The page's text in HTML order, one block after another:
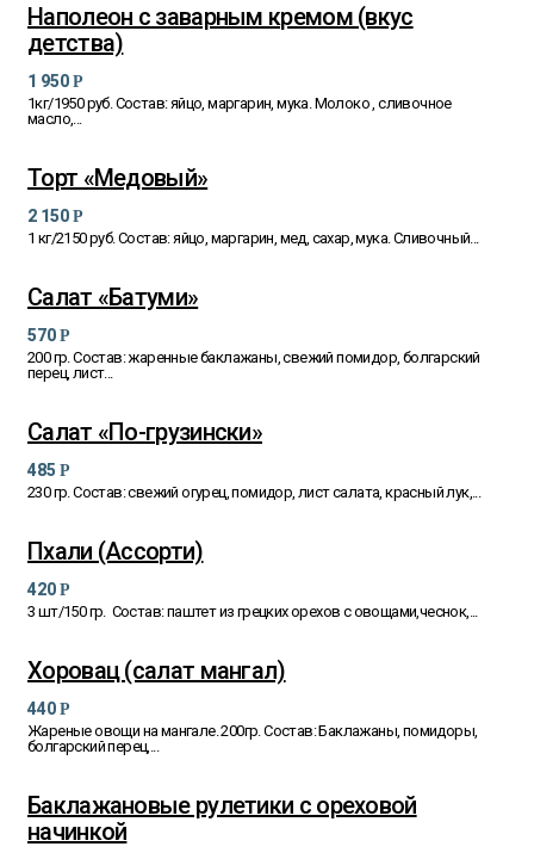
Наполеон с заварным кремом (вкус
детства)
1 950 Р
1кг/1950 руб. Состав: яйцо, маргарин, мука. Молоко , сливочное
масло,...
Торт «Медовый»
2 150 Р
1 кг/2150 руб. Состав: яйцо, маргарин, мед, сахар, мука. Сливочный...
Салат «Батуми»
570 Р
200 гр. Состав: жаренные баклажаны, свежий помидор, болгарский
перец, лист...
Салат «По-грузински»
485 Р
230 гр. Состав: свежий огурец, помидор, лист салата, красный лук,...
Пхали (Ассорти)
420 Р
3 шт/150 гр. Состав: паштет из грецких орехов с овощами,чеснок,...
Хоровац (салат мангал)
440 Р
Жареные овощи на мангале. 200гр. Состав: Баклажаны, помидоры,
болгарский перец,...
Баклажановые рулетики с ореховой
начинкой